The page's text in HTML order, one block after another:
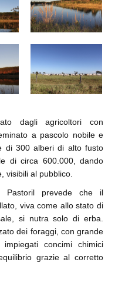
dagli agricoltori con
a pascolo nobile e
di 300 alberi di alto fusto
di circa 600.000, dando
visibili al pubblico.
Pastoril prevede che il
viva come allo stato di
si nutra solo di erba.
dei foraggi, con grande
concimi chimici
grazie al corretto